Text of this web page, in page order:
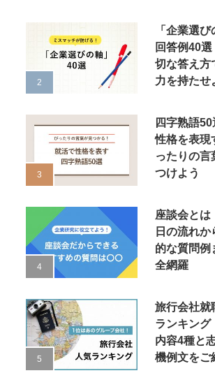
「企業選び
回答例40選
切な答え方
力を持たせ
四字熟語50
性格を表現
ったりの言
つけよう
座談会とは
日の流れか
的な質問例
全網羅
旅行会社就
ランキング
内容4種と
機例文をご